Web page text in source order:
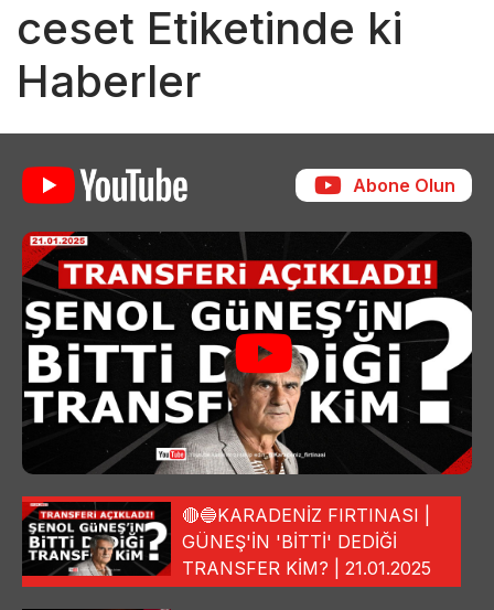
ceset Etiketinde ki
Haberler
Abone Olun
🔴🔵KARADENİZ FIRTINASI |
GÜNEŞ'İN 'BİTTİ' DEDİĞİ
TRANSFER KİM? | 21.01.2025